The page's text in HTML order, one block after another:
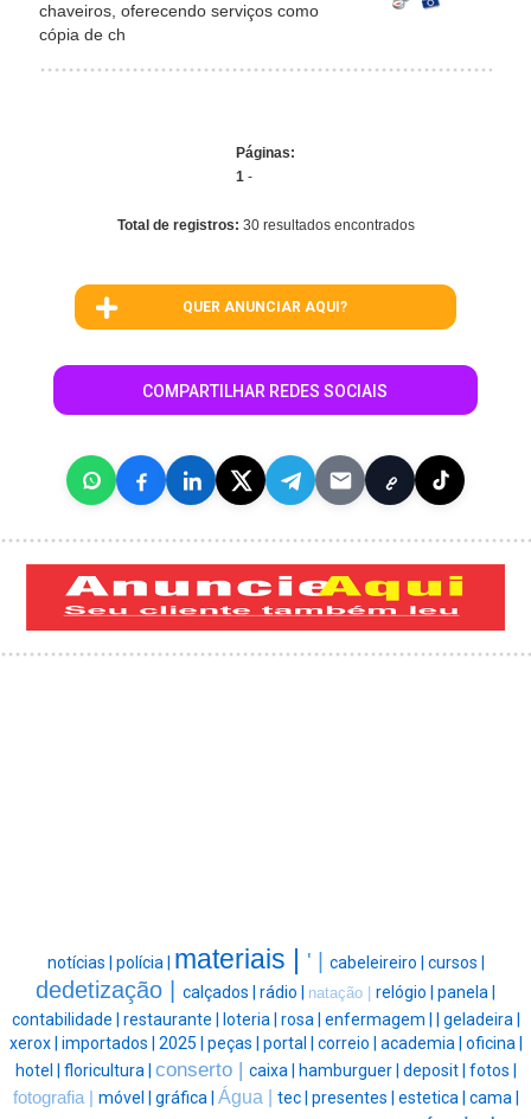
chaveiros, oferecendo serviços como
cópia de ch
Páginas:
1 -
Total de registros: 30 resultados encontrados
QUER ANUNCIAR AQUI?
COMPARTILHAR REDES SOCIAIS
notícias | polícia | materiais | ' | cabeleireiro | cursos |
dedetização | calçados | rádio | natação | relógio | panela |
contabilidade | restaurante | loteria | rosa | enfermagem |
geladeira |
xerox | importados | 2025 | peças | portal | correio | academia | oficina |
hotel | floricultura | conserto | caixa | hamburguer | deposit | fotos |
fotografia | móvel | gráfica | Água | tec | presentes | estetica | cama |